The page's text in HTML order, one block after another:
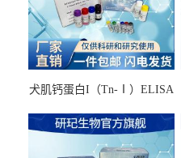
犬肌钙蛋白I（Tn-Ⅰ）ELISA